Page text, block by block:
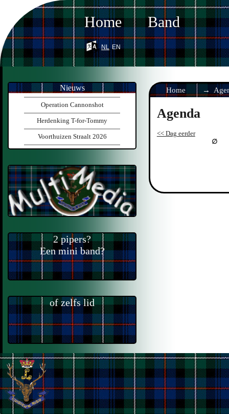
Home Band
nl en
Home
Agenda
<< Dag eerder
Nieuws
Operation Cannonshot
Herdenking T-for-Tommy
Voorthuizen Straalt 2026
2 pipers?
Een mini band?
of zelfs lid